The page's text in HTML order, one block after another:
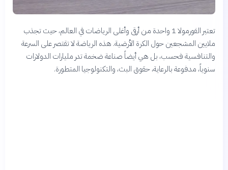
تعتبر الفورمولا 1 واحدة من أرقى وأغلى الرياضات في العالم، حيث تجذب
ملايين المشجعين حول الكرة الأرضية. هذه الرياضة لا تقتصر على السرعة
والتنافسية فحسب، بل هي أيضاً صناعة ضخمة تدر مليارات الدولارات
سنوياً، مدفوعة بالرعاية، حقوق البث، والتكنولوجيا المتطورة.